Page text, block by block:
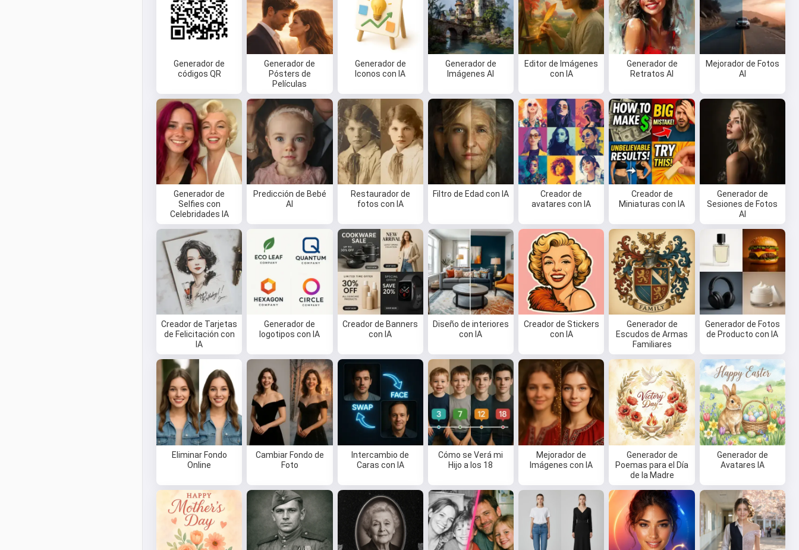
Generador de
códigos QR
Generador de
Pósters de
Películas
Generador de
Iconos con IA
Generador de
Imágenes AI
Editor de Imágenes
con IA
Generador de
Retratos AI
Mejorador de Fotos
AI
Generador de
Selfies con
Celebridades IA
Predicción de Bebé
AI
Restaurador de
fotos con IA
Filtro de Edad con IA
Creador de
avatares con IA
Creador de
Miniaturas con IA
Generador de
Sesiones de Fotos
AI
Creador de Tarjetas
de Felicitación con
IA
Generador de
logotipos con IA
Creador de Banners
con IA
Diseño de interiores
con IA
Creador de Stickers
con IA
Generador de
Escudos de Armas
Familiares
Generador de Fotos
de Producto con IA
Eliminar Fondo
Online
Cambiar Fondo de
Foto
Intercambio de
Caras con IA
Cómo se Verá mi
Hijo a los 18
Mejorador de
Imágenes con IA
Generador de
Poemas para el Día
de la Madre
Generador de
Avatares IA